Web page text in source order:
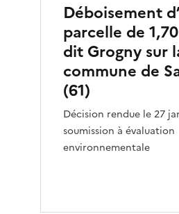
Déboisement
parcelle de
dit Grogny sur
commune de
(61)
Décision rendue le 27
soumission à évaluation
environnementale